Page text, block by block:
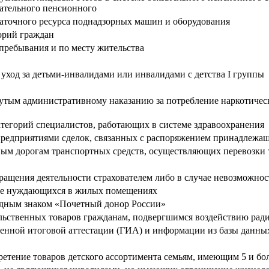
пенсионного
ресурса поднадзорных машин и оборудования
граждан
и по месту жительства
за детьми-инвалидами или инвалидами с детства I группы
административному наказанию за потребление
специалистов, работающих в системе здравоохранения
сделок, связанных с распоряжением
дорогам транспортных средств, осуществляющих
деятельности страхователем либо в случае
нуждающихся в жилых помещениях
знаком «Почетный донор России»
товаров гражданам, подвергшимся воздействию
итоговой аттестации (ГИА) и информации из базы
товаров детского ассортимента семьям, имеющим 5 и